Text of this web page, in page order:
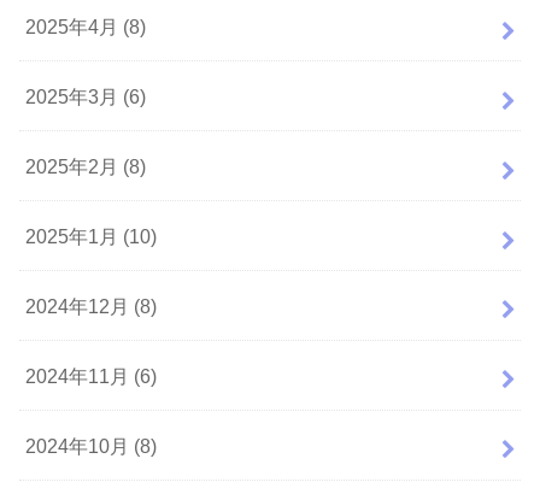
2025年4月 (8)
2025年3月 (6)
2025年2月 (8)
2025年1月 (10)
2024年12月 (8)
2024年11月 (6)
2024年10月 (8)